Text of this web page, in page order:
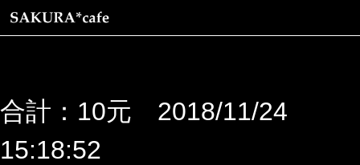
合計：10元 2018/11/24
15:18:52